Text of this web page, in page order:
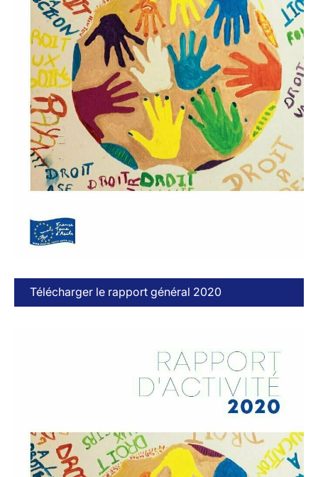
Télécharger le rapport général 2020